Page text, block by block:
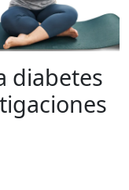
diabetes